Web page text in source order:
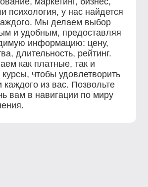
психология, у нас найдется
Мы делаем выбор
и удобным, предоставляя
информацию: цену,
длительность, рейтинг.
как платные, так и
чтобы удовлетворить
каждого из вас. Позвольте
вам в навигации по миру